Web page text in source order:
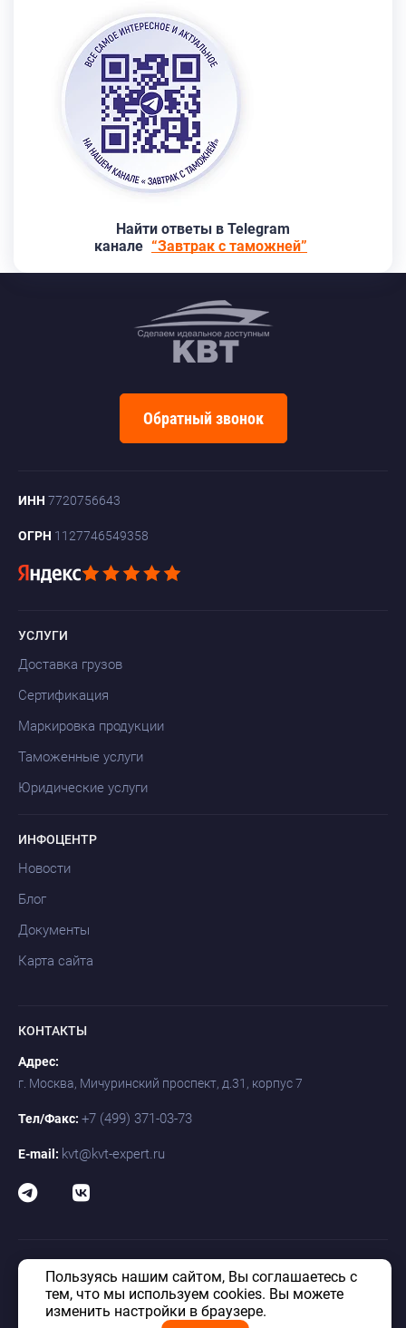
Пользуясь нашим сайтом, Вы соглашаетесь с
тем, что мы используем cookies. Вы можете
изменить настройки в браузере.
Найти ответы в Telegram
канале “Завтрак с таможней”
Обратный звонок
ИНН 7720756643
ОГРН 1127746549358
УСЛУГИ
Доставка грузов
Сертификация
Маркировка продукции
Таможенные услуги
Юридические услуги
ИНФОЦЕНТР
Новости
Блог
Документы
Карта сайта
КОНТАКТЫ
Адрес:
г. Москва, Мичуринский проспект, д.31, корпус 7
Тел/Факс: +7 (499) 371-03-73
E-mail: kvt@kvt-expert.ru
© «КВТ» 1992–2026. Таможенно-логистический оператор КВТ. Все
права защищены.
Политика в отношении обработки персональных данных